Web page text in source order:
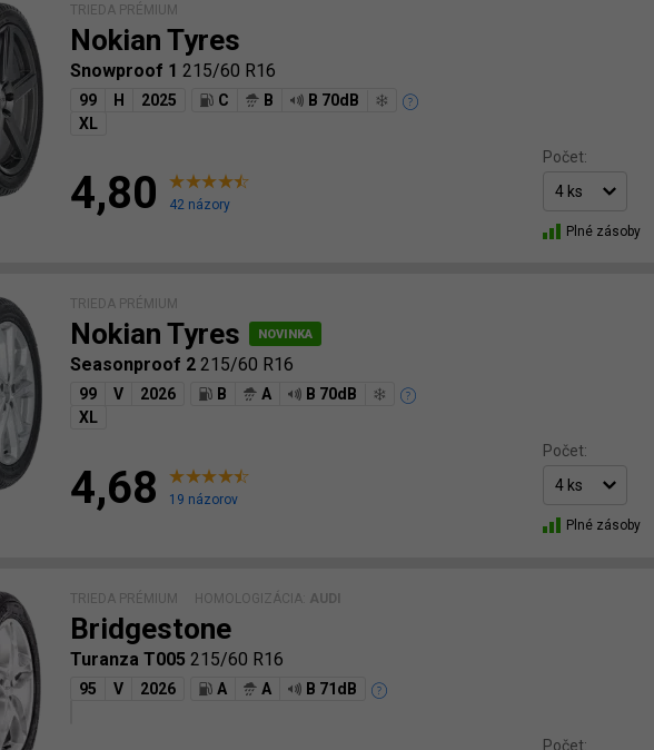
TRIEDA PRÉMIUM
Nokian Tyres
Snowproof 1 215/60 R16
99 H 2025 C B
B 70dB
XL
4,80
42 názory
Počet:
Plné zásoby
TRIEDA PRÉMIUM
Nokian Tyres
Seasonproof 2 215/60 R16
99 V 2026 B A
B 70dB
XL
4,68
19 názorov
Počet:
Plné zásoby
TRIEDA PRÉMIUM HOMOLOGIZÁCIA: AUDI
Bridgestone
Turanza T005 215/60 R16
95 V 2026 A A B 71dB
Počet: